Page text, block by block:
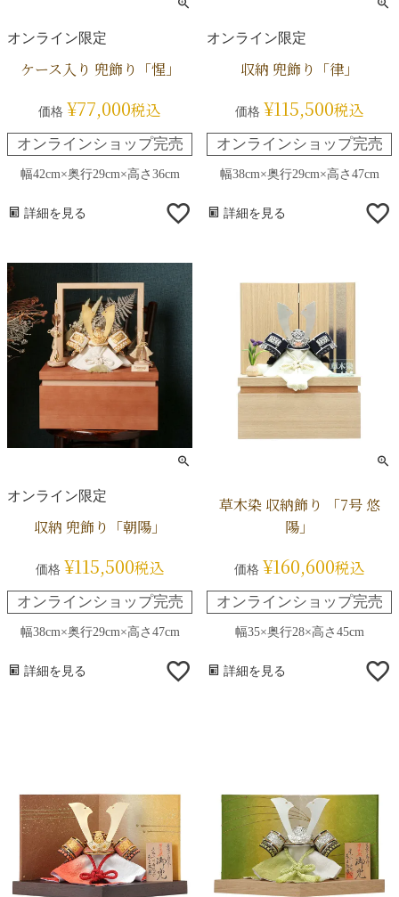
オンライン限定
ケース入り 兜飾り「惺」
価格 ¥77,000税込
オンラインショップ完売
幅42cm×奥行29cm×高さ36cm
詳細を見る
オンライン限定
収納 兜飾り「律」
価格 ¥115,500税込
オンラインショップ完売
幅38cm×奥行29cm×高さ47cm
詳細を見る
オンライン限定
収納 兜飾り「朝陽」
価格 ¥115,500税込
オンラインショップ完売
幅38cm×奥行29cm×高さ47cm
詳細を見る
草木染 収納飾り 「7号 悠
陽」
価格 ¥160,600税込
オンラインショップ完売
幅35×奥行28×高さ45cm
詳細を見る